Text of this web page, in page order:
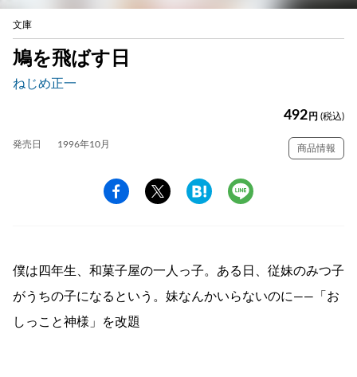
文庫
鳩を飛ばす日
ねじめ正一
492 円 (税込)
発売日 1996年10月 商品情報
僕は四年生、和菓子屋の一人っ子。ある日、従妹のみつ子
がうちの子になるという。妹なんかいらないのに――「お
しっこと神様」を改題